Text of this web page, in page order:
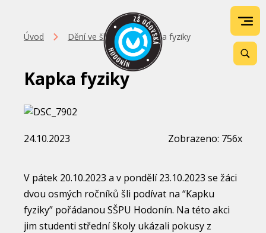
Úvod Dění ve škole Kapka fyziky
Kapka fyziky
24.10.2023 Zobrazeno: 756x
V pátek 20.10.2023 a v pondělí 23.10.2023 se žáci
dvou osmých ročníků šli podívat na “Kapku
fyziky” pořádanou SŠPU Hodonín. Na této akci
jim studenti střední školy ukázali pokusy z